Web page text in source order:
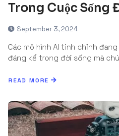
Trong Cuộc Sống
September 3, 2024
Các mô hình AI tinh chỉnh
đáng kể trong đời sống mà
READ MORE